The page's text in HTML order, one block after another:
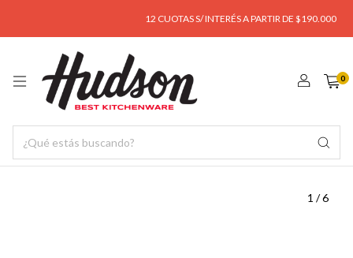
12 CUOTAS S/ INTERÉS A PARTIR DE $190.000
0
1 /6